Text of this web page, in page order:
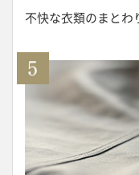
不快な衣類のまとわ